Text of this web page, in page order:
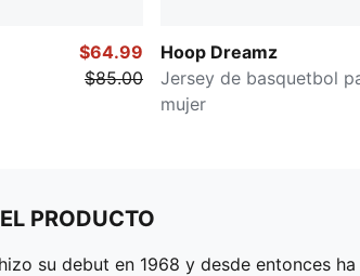
$64.99
$85.00
Hoop Dreamz
Jersey de basquetbol
mujer
PRODUCTO
su debut en 1968 y desde entonces